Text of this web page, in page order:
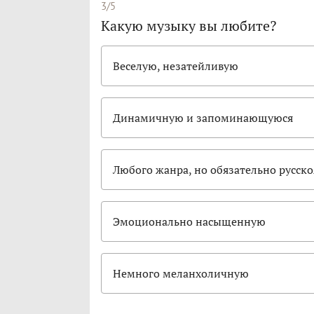
3/5
Какую музыку вы любите?
Веселую, незатейливую
Динамичную и запоминающуюся
Любого жанра, но обязательно
Эмоционально насыщенную
Немного меланхоличную